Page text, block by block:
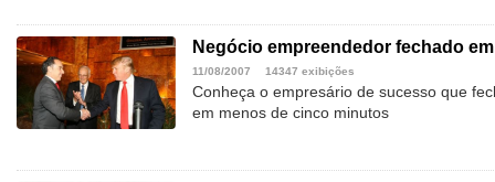
Negócio empreendedor fechado
11/08/2007 14347 exibições
Conheça o empresário de sucesso que
em menos de cinco minutos